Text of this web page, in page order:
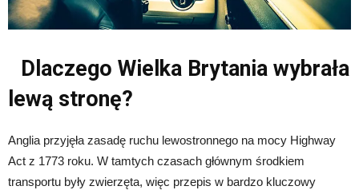
Dlaczego Wielka Brytania wybrała
lewą stronę?
Anglia przyjęła zasadę ruchu lewostronnego na mocy Highway
Act z 1773 roku. W tamtych czasach głównym środkiem
transportu były zwierzęta, więc przepis w bardzo kluczowy